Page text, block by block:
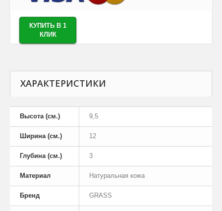
КУПИТЬ В 1
КЛИК
ХАРАКТЕРИСТИКИ
Высота (см.) 9,5
Ширина (см.) 12
Глубина (см.) 3
Материал Натуральная кожа
Бренд GRASS